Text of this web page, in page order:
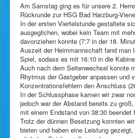
Am Samstag ging es für unsere 2.
Rückrunde zur HSG Bad Harzburg-
In der ersten Viertelstunde gestaltete
ausgeglichen, wobei kein Team mit
davonziehen konnte (7:7 in der 18.
Auszeit der Heimmannschaft fand man
Spiel, sodass es mit 16:10 in die
Auch nach dem Seitenwechsel konnte
Rhytmus der Gastgeber anpassen und
Konzentrationsfehlern den Anschluss
In der Schlussphase kamen wir zwar
jedoch war der Abstand bereits zu
mit einem Endstand von 38:30 beendet
Trotz der dünnen Besetzung konnten
bieten und haben eine Leistung